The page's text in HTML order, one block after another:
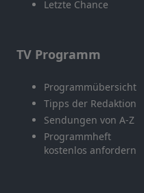
Letzte Chance
TV Programm
Programmübersicht
Tipps der Redaktion
Sendungen von A-Z
Programmheft
kostenlos anfordern